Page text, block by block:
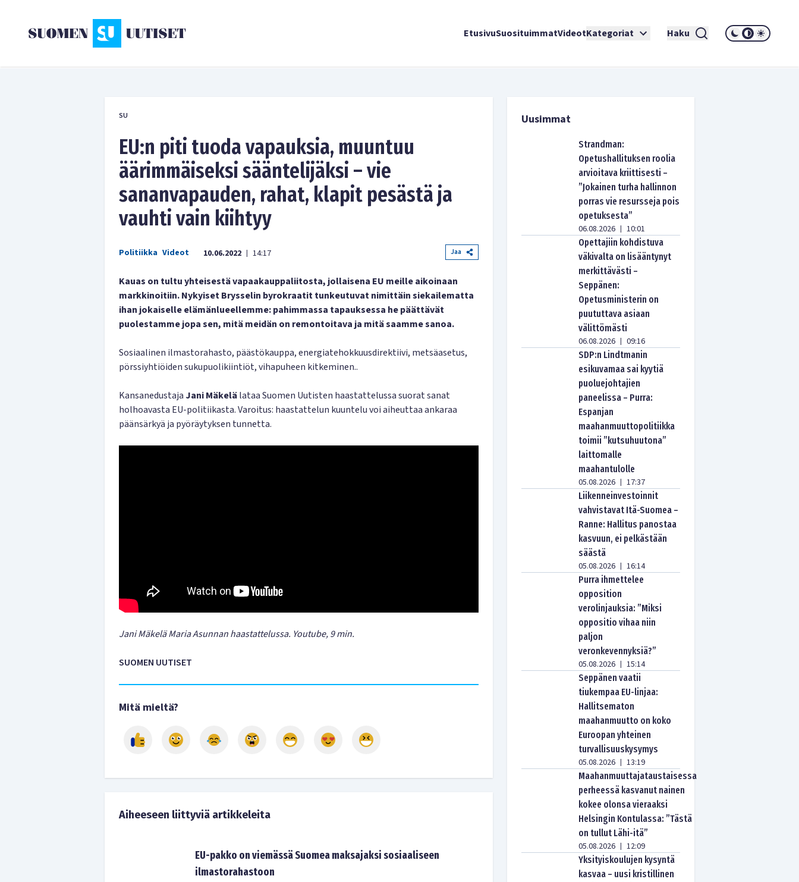
EtusivuSuosituimmatVideotKategoriat Haku
SU
EU:n piti tuoda vapauksia, muuntuu
äärimmäiseksi sääntelijäksi – vie
sananvapauden, rahat, klapit pesästä ja
vauhti vain kiihtyy
Politiikka Videot 10.06.2022 | 14:17 Jaa
Kauas on tultu yhteisestä vapaakauppaliitosta, jollaisena EU meille aikoinaan
markkinoitiin. Nykyiset Brysselin byrokraatit tunkeutuvat nimittäin siekailematta
ihan jokaiselle elämänlueellemme: pahimmassa tapauksessa he päättävät
puolestamme jopa sen, mitä meidän on remontoitava ja mitä saamme sanoa.
Sosiaalinen ilmastorahasto, päästökauppa, energiatehokkuusdirektiivi, metsäasetus,
pörssiyhtiöiden sukupuolikiintiöt, vihapuheen kitkeminen..
Kansanedustaja Jani Mäkelälataa Suomen Uutisten haastattelussa suorat sanat
holhoavasta EU-politiikasta. Varoitus: haastattelun kuuntelu voi aiheuttaa ankaraa
päänsärkyä ja pyöräytyksen tunnetta.
Jani Mäkelä Maria Asunnan haastattelussa. Youtube, 9 min.
SUOMEN UUTISET
Mitä mieltä?
Aiheeseen liittyviä artikkeleita
EU-pakko on viemässä Suomea maksajaksi sosiaaliseen
ilmastorahastoon
Uusimmat
Strandman:
Opetushallituksen roolia
arvioitava kriittisesti –
”Jokainen turha hallinnon
porras vie resursseja pois
opetuksesta”
06.08.2026 | 10:01
Opettajiin kohdistuva
väkivalta on lisääntynyt
merkittävästi –
Seppänen:
Opetusministerin on
puututtava asiaan
välittömästi
06.08.2026 | 09:16
SDP:n Lindtmanin
esikuvamaa sai kyytiä
puoluejohtajien
paneelissa – Purra:
Espanjan
maahanmuuttopolitiikka
toimii ”kutsuhuutona”
laittomalle
maahantulolle
05.08.2026 | 17:37
Liikenneinvestoinnit
vahvistavat Itä-Suomea –
Ranne: Hallitus panostaa
kasvuun, ei pelkästään
säästä
05.08.2026 | 16:14
Purra ihmettelee
opposition
verolinjauksia: ”Miksi
oppositio vihaa niin
paljon
veronkevennyksiä?”
05.08.2026 | 15:14
Seppänen vaatii
tiukempaa EU-linjaa:
Hallitsematon
maahanmuutto on koko
Euroopan yhteinen
turvallisuuskysymys
05.08.2026 | 13:19
Maahanmuuttajataustaisessa
perheessä kasvanut nainen
kokee olonsa vieraaksi
Helsingin Kontulassa: ”Tästä
on tullut Lähi-itä”
05.08.2026 | 12:09
Yksityiskoulujen kysyntä
kasvaa – uusi kristillinen